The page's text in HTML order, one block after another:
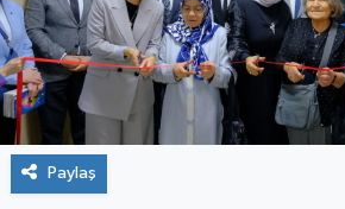
Paylaş
RESMİ İLANLAR
KÜLTÜR
TURİZM